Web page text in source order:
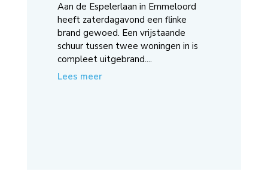
Aan de Espelerlaan in Emmeloord
heeft zaterdagavond een flinke
brand gewoed. Een vrijstaande
schuur tussen twee woningen in is
compleet uitgebrand....
Lees meer